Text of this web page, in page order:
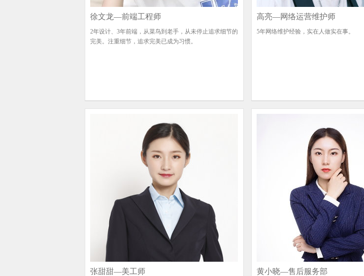
徐文龙—前端工程师
2年设计、3年前端，从菜鸟到老手，从未停止追求细节的
完美。注重细节，追求完美已成为习惯。
高亮—网络运营维护师
5年网络维护经验，实在人做实在事。
张甜甜—美工师 黄小晓—售后服务部